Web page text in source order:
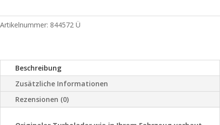
2,0
170PS
Artikelnummer: 844572 Ü
Beschreibung
Zusätzliche Informationen
Rezensionen (0)